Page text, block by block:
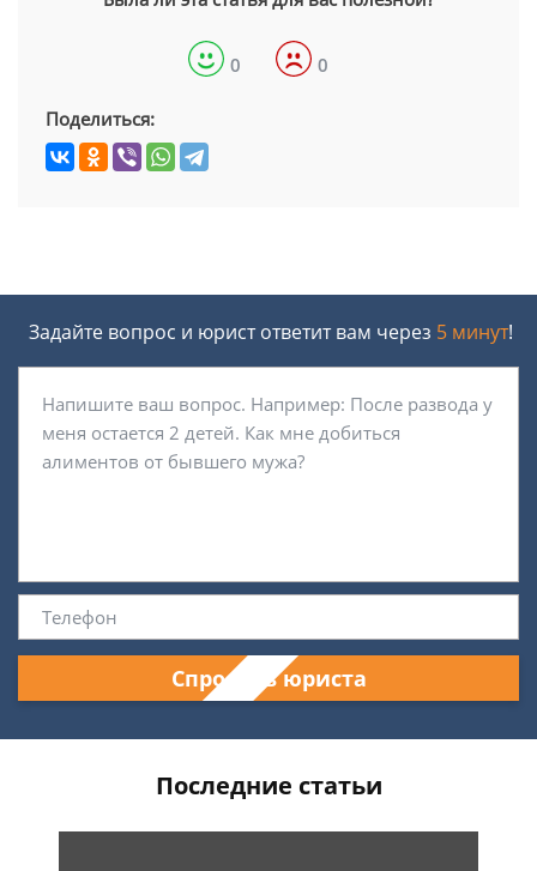
0 0
Поделиться:
Задайте вопрос и юрист ответит вам через 5 минут!
Спросить юриста
Последние статьи